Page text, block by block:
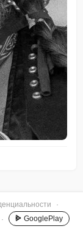
·
·
GooglePlay